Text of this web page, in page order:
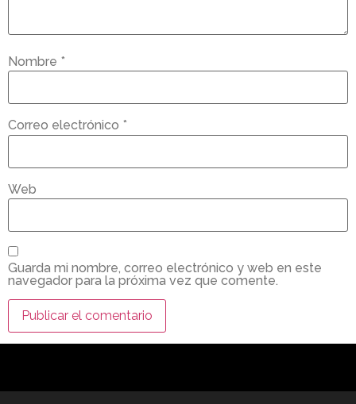
Nombre *
Correo electrónico *
Web
Guarda mi nombre, correo electrónico y web en este
navegador para la próxima vez que comente.